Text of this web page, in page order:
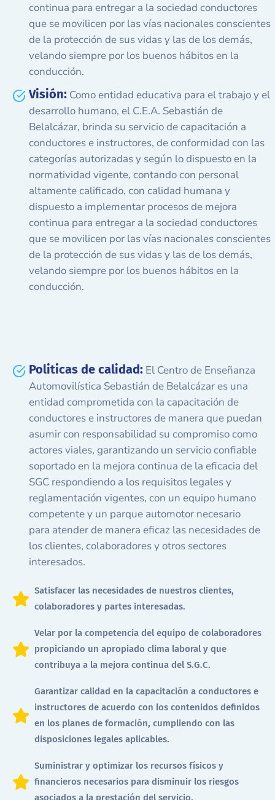
continua para entregar a la sociedad conductores
que se movilicen por las vías nacionales conscientes
de la protección de sus vidas y las de los demás,
velando siempre por los buenos hábitos en la
conducción.
Visión: Como entidad educativa para el trabajo y el
desarrollo humano, el C.E.A. Sebastián de
Belalcázar, brinda su servicio de capacitación a
conductores e instructores, de conformidad con las
categorías autorizadas y según lo dispuesto en la
normatividad vigente, contando con personal
altamente calificado, con calidad humana y
dispuesto a implementar procesos de mejora
continua para entregar a la sociedad conductores
que se movilicen por las vías nacionales conscientes
de la protección de sus vidas y las de los demás,
velando siempre por los buenos hábitos en la
conducción.
Politicas de calidad: El Centro de Enseñanza
Automovilística Sebastián de Belalcázar es una
entidad comprometida con la capacitación de
conductores e instructores de manera que puedan
asumir con responsabilidad su compromiso como
actores viales, garantizando un servicio confiable
soportado en la mejora continua de la eficacia del
SGC respondiendo a los requisitos legales y
reglamentación vigentes, con un equipo humano
competente y un parque automotor necesario
para atender de manera eficaz las necesidades de
los clientes, colaboradores y otros sectores
interesados.
Satisfacer las necesidades de nuestros clientes,
colaboradores y partes interesadas.
Velar por la competencia del equipo de colaboradores
propiciando un apropiado clima laboral y que
contribuya a la mejora continua del S.G.C.
Garantizar calidad en la capacitación a conductores e
instructores de acuerdo con los contenidos definidos
en los planes de formación, cumpliendo con las
disposiciones legales aplicables.
Suministrar y optimizar los recursos físicos y
financieros necesarios para disminuir los riesgos
asociados a la prestación del servicio.